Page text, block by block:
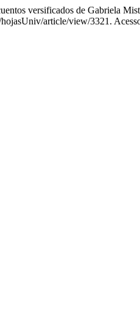
versificados de Gabriela
article/view/3321.